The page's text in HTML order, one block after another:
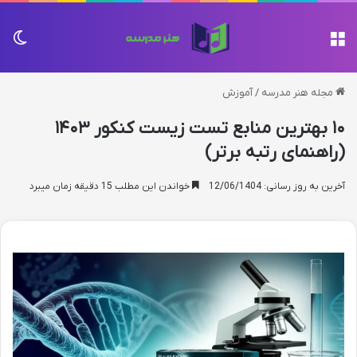
مجله هنر مدرسه /آموزش
۱۰ بهترین منابع تست زیست کنکور ۱۴۰۳
(راهنمای رتبه برتر)
آخرین به روز رسانی: 12/06/1404 خواندن این مطلب 15 دقیقه زمان میبرد